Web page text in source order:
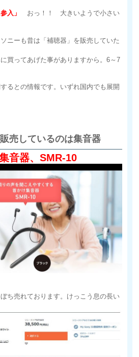
参入」 おっ！！ 大きいようで小さい
ニーも昔は「補聴器」を販売していた
買ってあげた事がありますから。6～7
るとの情報です。いずれ国内でも展開
売しているのは集音器
音器、SMR-10
ち売れております。けっこう息の長い